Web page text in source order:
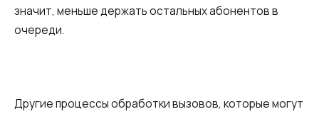
значит, меньше держать остальных абонентов в
очереди.
Другие процессы обработки вызовов, которые могут